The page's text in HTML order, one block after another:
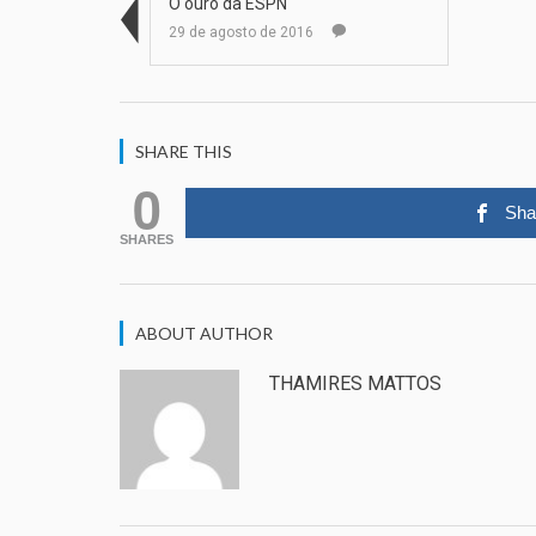
29 de agosto de 2016
SHARE THIS
0
SHARES
ABOUT AUTHOR
THAMIRES MATTOS